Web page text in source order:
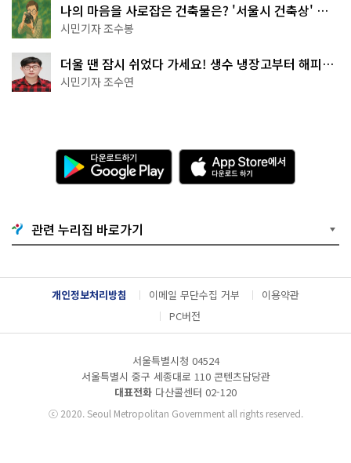
나의 마음을 사로잡은 건축물은? '서울시 건축상' 수
상작 공개!
시민기자 조수봉
더울 땐 잠시 쉬었다 가세요! 생수 냉장고부터 해피소
·무더위쉼터까지
시민기자 조수연
다
운
로
기
G
o
g
l
e
l
A
p
p
e
서
다
운
드
관련 누리집 바로가기
개인정보처리방침 이메일 무단수집 거부
이용약관
PC버전
서울특별시청 04524
서울특별시 중구 세종대로 110 콘텐츠담당관
대표전화 다산콜센터 02-120
ⓒ2020. Seoul Metropolitan Government all rights reserved.